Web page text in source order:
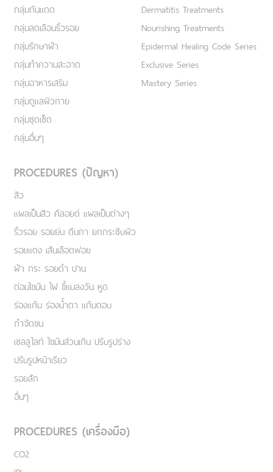
กลุ่มกันแดด
กลุ่มลดเลือนริ้วรอย
กลุ่มรักษาฝ้า
กลุ่มทำความสะอาด
กลุ่มอาหารเสริม
กลุ่มดูแลผิวกาย
กลุ่มชุดเซ็ต
กลุ่มอื่นๆ
Dermatitis Treatments
Nourishing Treatments
Epidermal Healing Code Series
Exclusive Series
Mastery Series
PROCEDURES (ปัญหา)
สิว
แผลเป็นสิว คีลอยด์ แผลเป็นต่างๆ
ริ้วรอย รอยย่น ตีนกา ยกกระชับผิว
รอยแดง เส้นเลือดฟอย
ฝ้า กระ รอยดำ ปาน
ต่อมไขมัน ไฝ ขี้แมลงวัน หูด
ร่องแก้ม ร่องน้ำตา แก้มตอบ
กำจัดขน
เชลลูไลท์ ไขมันส่วนเกิน ปรับรูปร่าง
ปรับรูปหน้าเรียว
รอยสัก
อื่นๆ
PROCEDURES (เครื่องมือ)
CO2